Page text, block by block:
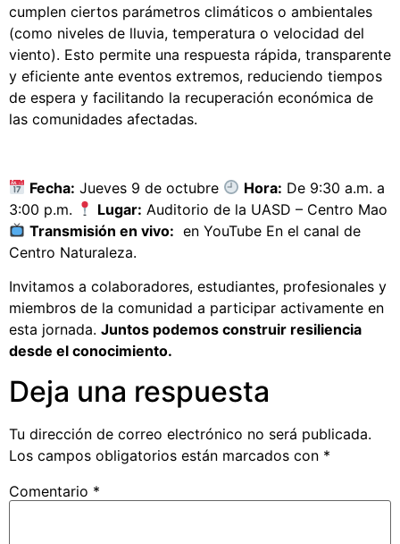
cumplen ciertos parámetros climáticos o ambientales
(como niveles de lluvia, temperatura o velocidad del
viento). Esto permite una respuesta rápida, transparente
y eficiente ante eventos extremos, reduciendo tiempos
de espera y facilitando la recuperación económica de
las comunidades afectadas.
Fecha: Jueves 9 de octubre Hora: De 9:30 a.m. a
3:00 p.m.
Lugar: Auditorio de la UASD – Centro Mao
Transmisión en vivo: en YouTube En el canal de
Centro Naturaleza.
Invitamos a colaboradores, estudiantes, profesionales y
miembros de la comunidad a participar activamente en
esta jornada. Juntos podemos construir resiliencia
desde el conocimiento.
Deja una respuesta
Tu dirección de correo electrónico no será publicada.
Los campos obligatorios están marcados con *
Comentario *